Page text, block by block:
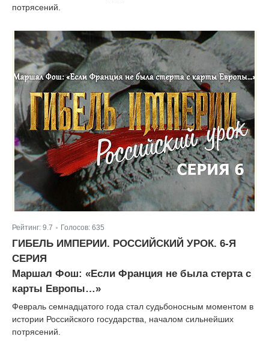
потрясений.
Рейтинг: 9.7 Голосов: 635
ГИБЕЛЬ ИМПЕРИИ. РОССИЙСКИЙ УРОК. 6-Я
СЕРИЯ
Маршал Фош: «Если Франция не была стерта с
карты Европы…»
Февраль семнадцатого года стал судьбоносным моментом в
истории Российского государства, началом сильнейших
потрясений.